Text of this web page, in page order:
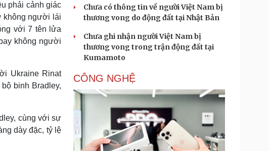
phải cảnh giác
không người lái
với 7 tên lửa
không người
Ukraine Rinat
binh Bradley,
cùng với sự
dày đặc, tỷ lệ
Chưa có thông tin về người Việt Nam bị
thương vong do động đất tại Nhật Bản
Chưa ghi nhận người Việt Nam bị
thương vong trong trận động đất tại
Kumamoto
CÔNG NGHỆ